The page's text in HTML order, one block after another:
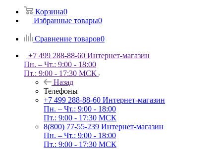
Корзина0
Избранные товары0
Сравнение товаров0
+7 499 288-88-60 Интернет-магазин
Пн. – Чт.: 9:00 - 18:00
Пт.: 9:00 - 17:30 МСК
Назад
Телефоны
+7 499 288-88-60 Интернет-магазин
Пн. – Чт.: 9:00 - 18:00
Пт.: 9:00 - 17:30 МСК
8(800) 77-55-239 Интернет-магазин
Пн. – Чт.: 9:00 - 18:00
Пт.: 9:00 - 17:30 МСК